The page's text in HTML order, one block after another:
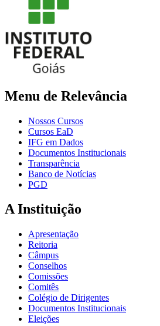
Menu de Relevância
Nossos Cursos
Cursos EaD
IFG em Dados
Documentos Institucionais
Transparência
Banco de Notícias
PGD
A Instituição
Apresentação
Reitoria
Câmpus
Conselhos
Comissões
Comitês
Colégio de Dirigentes
Documentos Institucionais
Eleições